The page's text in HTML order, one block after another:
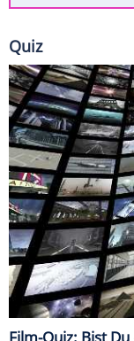
Quiz
Film-Quiz: Bist